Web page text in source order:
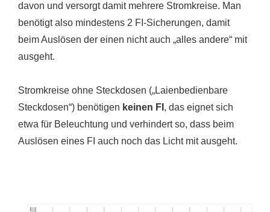
davon und versorgt damit mehrere Stromkreise. Man
benötigt also mindestens 2 FI-Sicherungen, damit
beim Auslösen der einen nicht auch „alles andere“ mit
ausgeht.
Stromkreise ohne Steckdosen („Laienbedienbare
Steckdosen“) benötigen keinen FI , das eignet sich
etwa für Beleuchtung und verhindert so, dass beim
Auslösen eines FI auch noch das Licht mit ausgeht.